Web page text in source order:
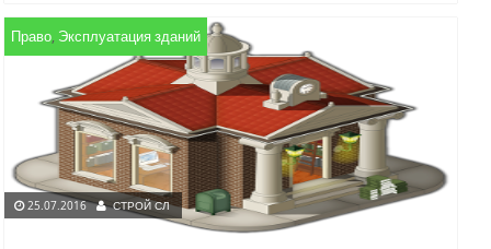
Право, Эксплуатация зданий
25.07.2016 СТРОЙ СЛ